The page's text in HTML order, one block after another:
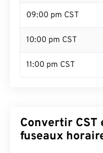
09:00 pm CST
10:00 pm CST
11:00 pm CST
Convertir CST
fuseaux